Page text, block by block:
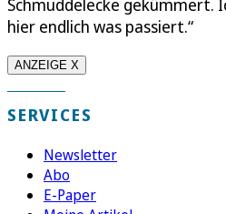
Schmuddelecke gekümmert.
hier endlich was passiert.“
ANZEIGE X
SERVICES
Newsletter
Abo
E-Paper